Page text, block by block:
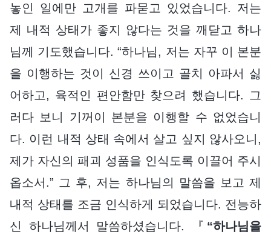
놓인 일에만 고개를 파묻고 있었습니다. 저는
제 내적 상태가 좋지 않다는 것을 깨닫고 하나
님께 기도했습니다. “하나님, 저는 자꾸 이 본분
을 이행하는 것이 신경 쓰이고 골치 아파서 싫
어하고, 육적인 편안함만 찾으려 했습니다. 그
러다 보니 기꺼이 본분을 이행할 수 없었습니
다. 이런 내적 상태 속에서 살고 싶지 않사오니,
제가 자신의 패괴 성품을 인식도록 이끌어 주시
옵소서.” 그 후, 저는 하나님의 말씀을 보고 제
내적 상태를 조금 인식하게 되었습니다. 전능하
신 하나님께서 말씀하셨습니다. 『 “하나님을